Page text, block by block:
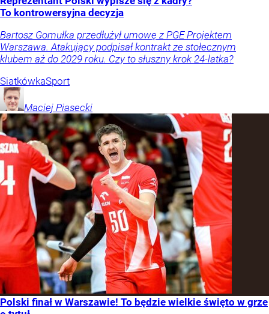
To kontrowersyjna decyzja
Bartosz Gomułka przedłużył umowę z PGE Projektem
Warszawa. Atakujący podpisał kontrakt ze stołecznym
klubem aż do 2029 roku. Czy to słuszny krok 24-latka?
SiatkówkaSport
Maciej Piasecki
Polski finał w Warszawie! To będzie wielkie święto w grze